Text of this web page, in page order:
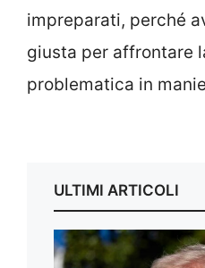
impreparati, perché
giusta per affrontare
problematica in
ULTIMI ARTICOLI